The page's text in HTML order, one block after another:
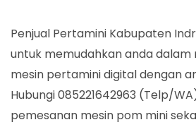
Kabupaten
Indragiri
Hilir
Penjual Pertamini Kabupaten
untuk memudahkan anda
mesin pertamini digital dengan
Hubungi 085221642963 (Telp/
pemesanan mesin pom mini